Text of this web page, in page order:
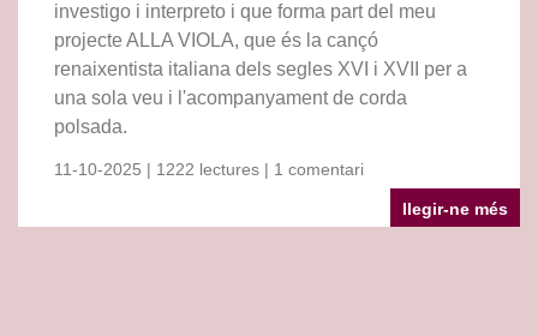
investigo i interpreto i que forma part del meu
projecte ALLA VIOLA, que és la cançó
renaixentista italiana dels segles XVI i XVII per a
una sola veu i l'acompanyament de corda
polsada.
11-10-2025 | 1222 lectures | 1 comentari
llegir-ne més